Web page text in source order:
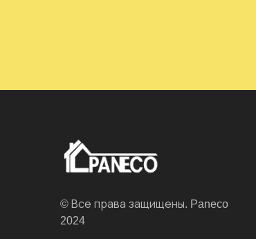
© Все права защищены. Paneco
2024